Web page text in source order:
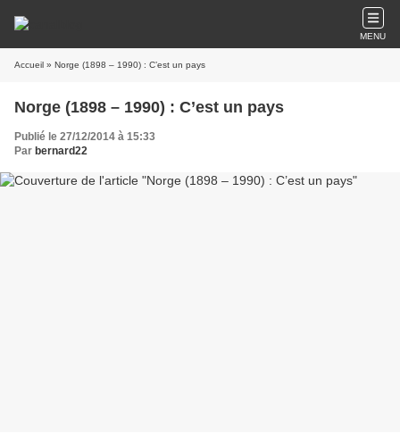
MENU
Accueil » Norge (1898 – 1990) : C’est un pays
Norge (1898 – 1990) : C’est un pays
Publié le 27/12/2014 à 15:33
Par bernard22